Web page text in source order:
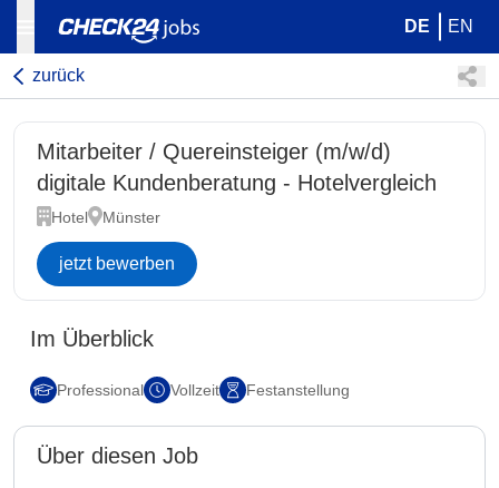
DE EN
zurück
Mitarbeiter / Quereinsteiger (m/w/d)
digitale Kundenberatung - Hotelvergleich
Hotel Münster
jetzt bewerben
Im Überblick
Professional Vollzeit Festanstellung
Über diesen Job